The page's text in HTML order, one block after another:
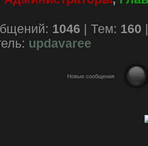
1046 | Тем: 160
updavaree
Новые сообщения